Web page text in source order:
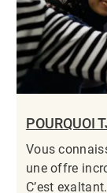
POURQUOI
Vous
une offre
C’est